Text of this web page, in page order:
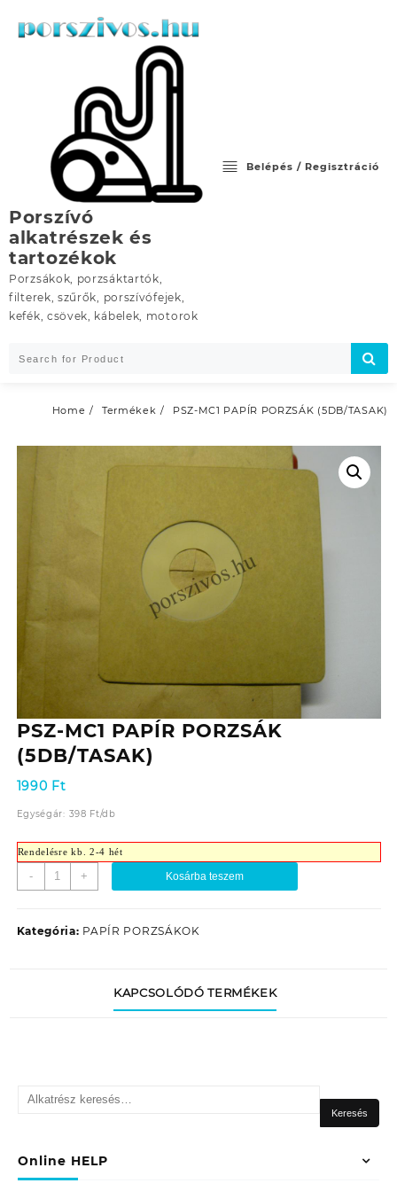
Porszívó
alkatrészek és
tartozékok
Porzsákok, porzsáktartók,
filterek, szűrők, porszívófejek,
kefék, csövek, kábelek, motorok
Belépés / Regisztráció
Home Termékek PSZ-MC1 PAPÍR PORZSÁK (5DB/TASAK)
PSZ-MC1 PAPÍR PORZSÁK
(5DB/TASAK)
1990 Ft
Egységár: 398 Ft/db
Rendelésre kb. 2-4 hét
-
PSZ-
MC1
PORZSÁK
+ Kosárba teszem
Kategória: PAPÍR PORZSÁKOK
KAPCSOLÓDÓ TERMÉKEK
Keresés
Keresés
Online HELP